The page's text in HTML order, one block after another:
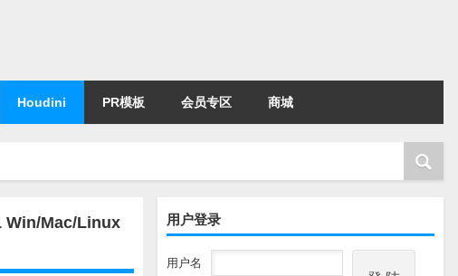
Houdini PR模板 会员专区 商城
用户登录
用户名
Win/Mac/Linux